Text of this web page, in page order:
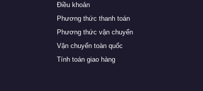
Điều khoản
Phương thức thanh toán
Phương thức vận chuyển
Vận chuyển toàn quốc
Tính toán giao hàng